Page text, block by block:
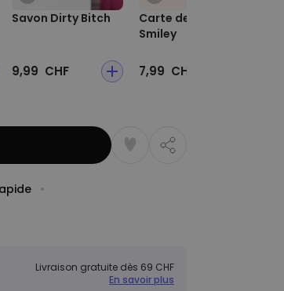
Savon Dirty Bitch
9,99 CHF
Carte de vœux
Smiley
7,99 CHF
Livraison gratuite dès 69 CHF
En savoir plus